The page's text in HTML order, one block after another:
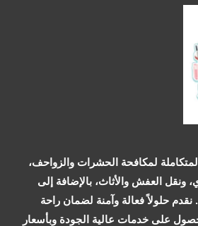
لمكافحة الحشرات والزواحف،
ونقل العفش والأثاث، بالإضافة إلى
حلولاً فعالة وآمنة لضمان راحة
على خدمات عالية الجودة وبأسعار